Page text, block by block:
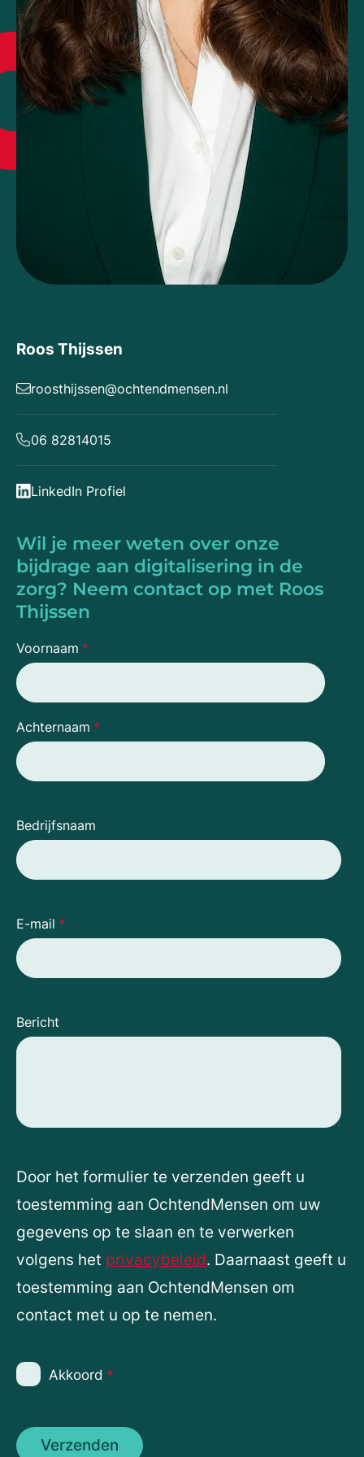
Roos Thijssen
roosthijssen@ochtendmensen.nl
06 82814015
LinkedIn Profiel
Wil je meer weten over onze
bijdrage aan digitalisering in de
zorg? Neem contact op met Roos
Thijssen
Voornaam *
Achternaam *
Bedrijfsnaam
E-mail *
Bericht
Door het formulier te verzenden geeft u
toestemming aan OchtendMensen om uw
gegevens op te slaan en te verwerken
volgens het privacybeleid. Daarnaast geeft u
toestemming aan OchtendMensen om
contact met u op te nemen.
Akkoord *